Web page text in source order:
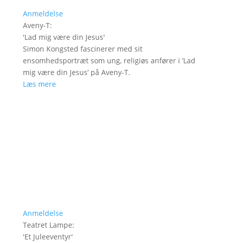
Anmeldelse
Aveny-T:
'Lad mig være din Jesus'
Simon Kongsted fascinerer med sit
ensomhedsportræt som ung, religiøs anfører i ’Lad
mig være din Jesus’ på Aveny-T.
Læs mere
Anmeldelse
Teatret Lampe:
'Et Juleeventyr'